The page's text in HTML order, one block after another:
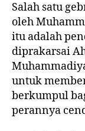
Salah satu
oleh
itu adalah
diprakarsai
untuk
berkumpul
perannya